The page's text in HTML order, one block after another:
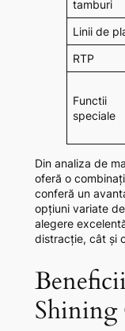
tamburi
Linii de
RTP
Functii
speciale
Din analiza de
oferă o
conferă un
opțiuni variate
alegere
distracție, cât și